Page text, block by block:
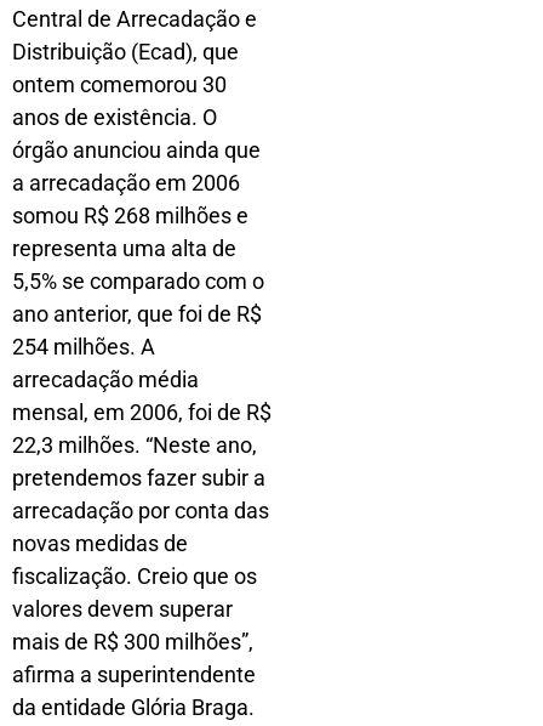
Central de Arrecadação e
Distribuição (Ecad), que
ontem comemorou 30
anos de existência. O
órgão anunciou ainda que
a arrecadação em 2006
somou R$ 268 milhões e
representa uma alta de
5,5% se comparado com o
ano anterior, que foi de R$
254 milhões. A
arrecadação média
mensal, em 2006, foi de R$
22,3 milhões. “Neste ano,
pretendemos fazer subir a
arrecadação por conta das
novas medidas de
fiscalização. Creio que os
valores devem superar
mais de R$ 300 milhões”,
afirma a superintendente
da entidade Glória Braga.